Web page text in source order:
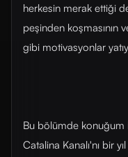
herkesin merak ettiği
peşinden koşmasının
gibi motivasyonlar
Bu bölümde konuğum
Catalina Kanalı'nı bir